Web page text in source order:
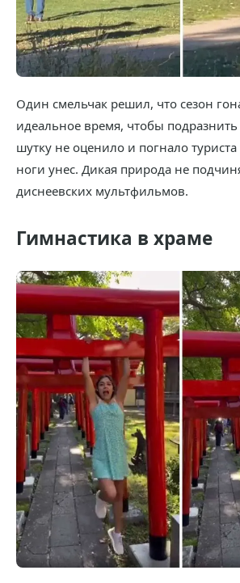
Один смельчак решил, что сезон
идеальное время, чтобы
шутку не оценило и погнало туриста
ноги унес. Дикая природа не
диснеевских мультфильмов.
Гимнастика в храме